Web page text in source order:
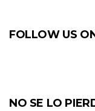
FOLLOW US
NO SE LO